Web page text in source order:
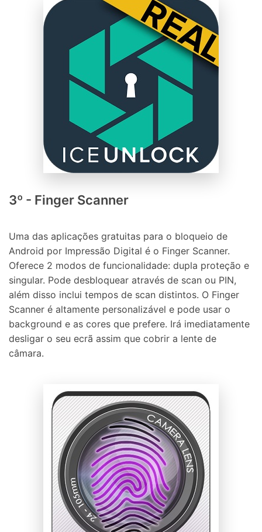
3º - Finger Scanner
Uma das aplicações gratuitas para o bloqueio de
Android por Impressão Digital é o Finger Scanner.
Oferece 2 modos de funcionalidade: dupla proteção e
singular. Pode desbloquear através de scan ou PIN,
além disso inclui tempos de scan distintos. O Finger
Scanner é altamente personalizável e pode usar o
background e as cores que prefere. Irá imediatamente
desligar o seu ecrã assim que cobrir a lente de
câmara.